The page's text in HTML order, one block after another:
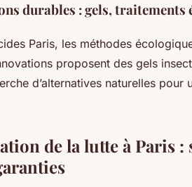
durables : gels, traitements
Paris, les méthodes
proposent des gels
d’alternatives naturelles pour
de la lutte à Paris :